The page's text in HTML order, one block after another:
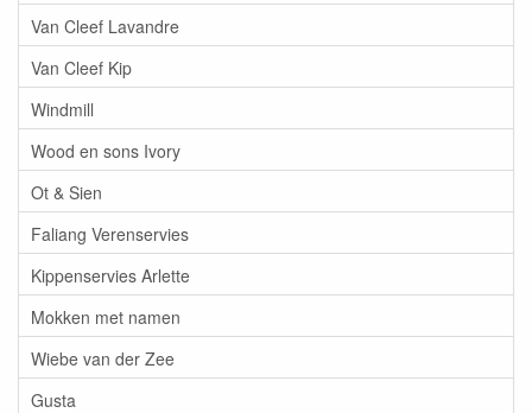
Van Cleef Lavandre
Van Cleef Kip
Windmill
Wood en sons Ivory
Ot & Sien
Faliang Verenservies
Kippenservies Arlette
Mokken met namen
Wiebe van der Zee
Gusta